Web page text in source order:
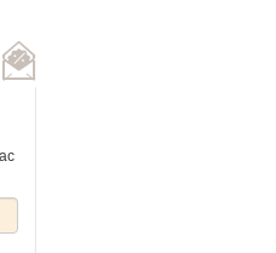
Золотое кольцо "Солнечная фантазия"
Артикул